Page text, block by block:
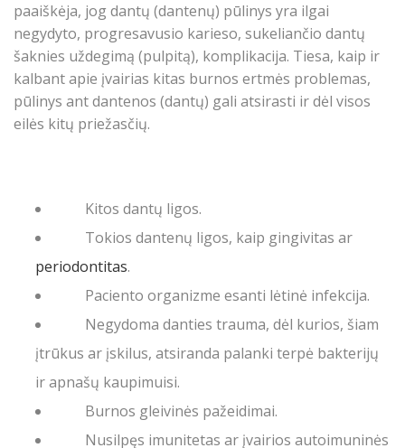
paaiškėja, jog dantų (dantenų) pūlinys yra ilgai
negydyto, progresavusio karieso, sukeliančio dantų
šaknies uždegimą (pulpitą), komplikacija. Tiesa, kaip ir
kalbant apie įvairias kitas burnos ertmės problemas,
pūlinys ant dantenos (dantų) gali atsirasti ir dėl visos
eilės kitų priežasčių.
Kitos dantų ligos.
Tokios dantenų ligos, kaip gingivitas ar
periodontitas.
Paciento organizme esanti lėtinė infekcija.
Negydoma danties trauma, dėl kurios, šiam
įtrūkus ar įskilus, atsiranda palanki terpė bakterijų
ir apnašų kaupimuisi.
Burnos gleivinės pažeidimai.
Nusilpęs imunitetas ar įvairios autoimuninės